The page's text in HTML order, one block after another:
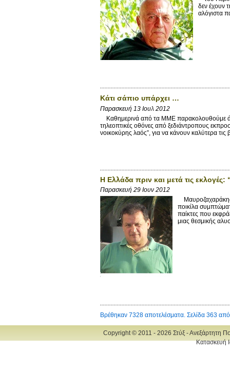
δεν έχουν
αλόγιστα
Κάτι σάπιο υπάρχει …
Παρασκευή 13 Ιουλ 2012
Καθημερινά από τα ΜΜΕ παρακολουθούμε
τηλεοπτικές οθόνες από ξεδιάντροπους
νοικοκύρης λαός”, για να κάνουν καλύτερα τις
Η Ελλάδα πριν και μετά τις
Παρασκευή 29 Ιουν 2012
Μαυροζαχαράκης
ποικίλα
παίκτες που
μιας θεσμικής
Βρέθηκαν 7328 αποτελέσματα. Σελίδα 363
Copyright © 2011 - 2026 Στύξ - Ανεξάρτητη
Κατασκευή